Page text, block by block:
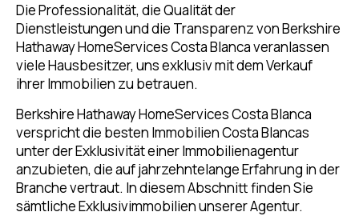
Die Professionalität, die Qualität der
Dienstleistungen und die Transparenz von Berkshire
Hathaway HomeServices Costa Blanca veranlassen
viele Hausbesitzer, uns exklusiv mit dem Verkauf
ihrer Immobilien zu betrauen.
Berkshire Hathaway HomeServices Costa Blanca
verspricht die besten Immobilien Costa Blancas
unter der Exklusivität einer Immobilienagentur
anzubieten, die auf jahrzehntelange Erfahrung in der
Branche vertraut. In diesem Abschnitt finden Sie
sämtliche Exklusivimmobilien unserer Agentur.